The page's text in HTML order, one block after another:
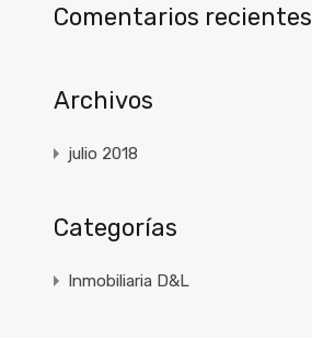
Comentarios recientes
Archivos
julio 2018
Categorías
Inmobiliaria D&L